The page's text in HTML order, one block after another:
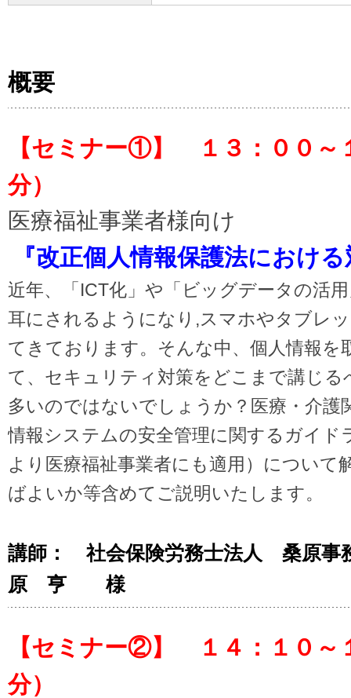
概要
【セミナー①】 １３：００
分）
医療福祉事業者様向け
『改正個人情報保護法におけ
近年、「ICT化」や「ビッグデータの活
耳にされるようになり,スマホやタブレ
てきております。そんな中、個人情報を
て、セキュリティ対策をどこまで講じ
多いのではないでしょうか？医療・介護
情報システムの安全管理に関するガイド
より医療福祉事業者にも適用）について
ばよいか等含めてご説明いたします。
講師： 社会保険労務士法人 桑原
原 亨 様
【セミナー②】 １４：１０
分）